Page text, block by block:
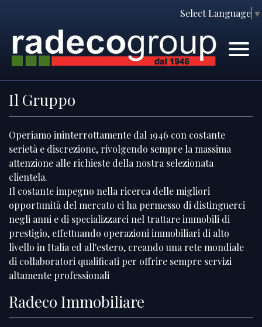
Immobili
Immobili In Vendita
Immobili In Affitto
Chi Siamo
Servizi
Lascia Una Richiesta
Proponi Un Immobile
Richiedi Una Valutazione
Contatti
Select Language ▼
Il Gruppo
Operiamo ininterrottamente dal 1946 con costante
serietà e discrezione, rivolgendo sempre la massima
attenzione alle richieste della nostra selezionata
clientela.
Il costante impegno nella ricerca delle migliori
opportunità del mercato ci ha permesso di distinguerci
negli anni e di specializzarci nel trattare immobili di
prestigio, effettuando operazioni immobiliari di alto
livello in Italia ed all'estero, creando una rete mondiale
di collaboratori qualificati per offrire sempre servizi
altamente professionali
Radeco Immobiliare